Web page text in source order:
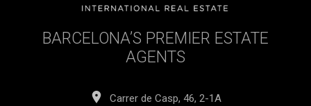
BARCELONA’S PREMIER ESTATE
AGENTS
Carrer de Casp, 46, 2-1A